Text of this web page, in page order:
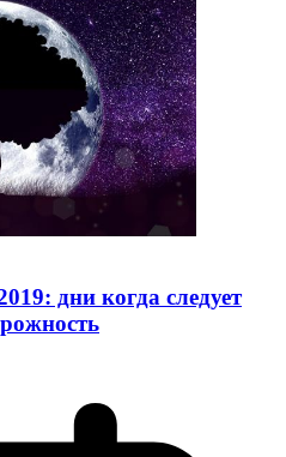
дни когда следует